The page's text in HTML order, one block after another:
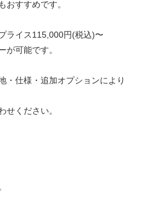
おすすめです。
ライス115,000円(税込)⁣⁣〜
が可能です。
・仕様・追加オプションにより
せください。